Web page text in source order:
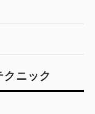
クニック